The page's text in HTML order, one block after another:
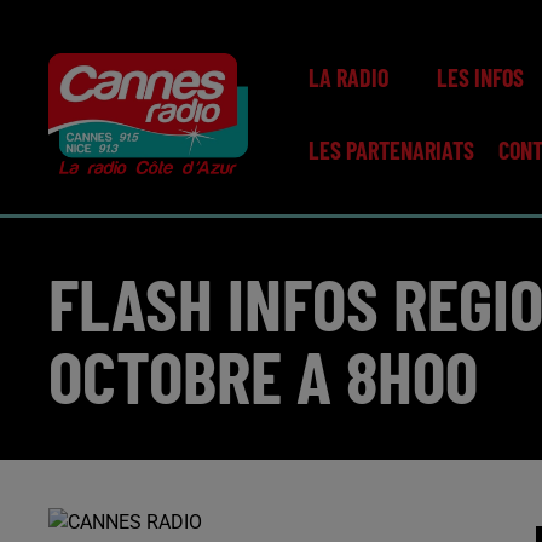
LA RADIO LES INFOS
LES PARTENARIATS
FLASH INFOS
OCTOBRE A 8H00